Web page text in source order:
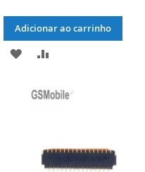
Adicionar ao carrinho
ADICIONAR
LISTA
DESEJOS
COMPARAÇÃO